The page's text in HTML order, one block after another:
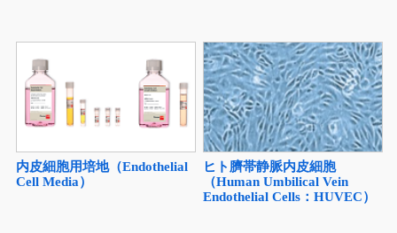
内皮細胞用培地（Endothelial
Cell Media）
ヒト臍帯静脈内皮細胞
（Human Umbilical Vein
Endothelial Cells：HUVEC）